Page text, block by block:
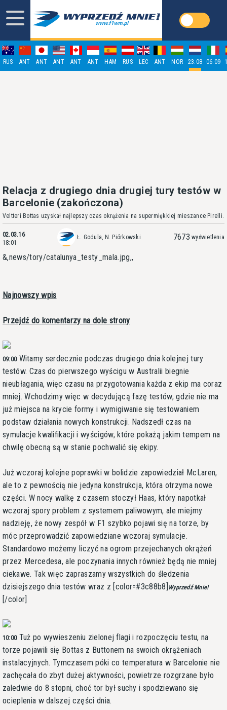
RUS ANT ANT ANT ANT ANT HAM RUS LEC ANT NOR 23.08 06.09
Relacja z drugiego dnia drugiej tury testów w
Barcelonie (zakończona)
Veltteri Bottas uzyskał najlepszy czas okrążenia na supermiękkiej mieszance Pirelli.
02.03.16
18:01
Ł. Godula, N. Piórkowski 7673 wyświetlenia
&,news/tory/catalunya_testy_mala.jpg,,
Najnowszy wpis
Przejdź do komentarzy na dole strony
09:00Witamy serdecznie podczas drugiego dnia kolejnej tury
testów. Czas do pierwszego wyścigu w Australii biegnie
nieubłagania, więc czasu na przygotowania każda z ekip ma coraz
mniej. Wchodzimy więc w decydującą fazę testów, gdzie nie ma
już miejsca na krycie formy i wymigiwanie się testowaniem
podstaw działania nowych konstrukcji. Nadszedł czas na
symulacje kwalifikacji i wyścigów, które pokażą jakim tempem na
chwilę obecną są w stanie pochwalić się ekipy.
Już wczoraj kolejne poprawki w bolidzie zapowiedział McLaren,
ale to z pewnością nie jedyna konstrukcja, która otrzyma nowe
części. W nocy walkę z czasem stoczył Haas, który napotkał
wczoraj spory problem z systemem paliwowym, ale miejmy
nadzieję, że nowy zespół w F1 szybko pojawi się na torze, by
móc przeprowadzić zapowiedziane wczoraj symulacje.
Standardowo możemy liczyć na ogrom przejechanych okrążeń
przez Mercedesa, ale poczynania innych również będą nie mniej
ciekawe. Tak więc zapraszamy wszystkich do śledzenia
dzisiejszego dnia testów wraz z [color=#3c88b8] Wyprzedź Mnie!
[/color]
10:00Tuż po wywieszeniu zielonej flagi i rozpoczęciu testu, na
torze pojawili się Bottas z Buttonem na swoich okrążeniach
instalacyjnych. Tymczasem póki co temperatura w Barcelonie nie
zachęcała do zbyt dużej aktywności, powietrze rozgrzane było
zaledwie do 8 stopni, choć tor był suchy i spodziewano się
ocieplenia w dalszej części dnia.